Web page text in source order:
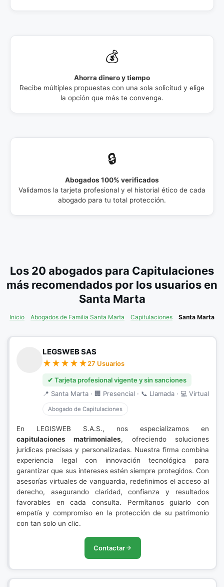
💰
Ahorra dinero y tiempo
Recibe múltiples propuestas con una sola solicitud y elige
la opción que más te convenga.
🔒
Abogados 100% verificados
Validamos la tarjeta profesional y el historial ético de cada
abogado para tu total protección.
Los 20 abogados para Capitulaciones
más recomendados por los usuarios en
Santa Marta
Inicio Abogados de Familia Santa Marta Capitulaciones Santa Marta
LEGSWEB SAS
27 Usuarios
✔ Tarjeta profesional vigente y sin sanciones
📍 Santa Marta · 🏢 Presencial · 📞 Llamada · 💻 Virtual
Abogado de Capitulaciones
En LEGISWEB S.A.S., nos especializamos en
capitulaciones matrimoniales, ofreciendo soluciones
jurídicas precisas y personalizadas. Nuestra firma combina
experiencia legal con innovación tecnológica para
garantizar que sus intereses estén siempre protegidos. Con
asesorías virtuales de vanguardia, redefinimos el acceso al
derecho, asegurando claridad, confianza y resultados
favorables en cada consulta. Permítanos guiarlo con
empatía y compromiso en la protección de su patrimonio
con tan solo un clic.
Contactar